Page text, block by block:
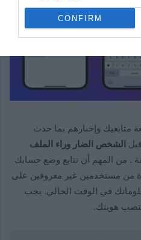
CONFIRM
متابعيك وإخبارهم بما حدث
الشخص الضار وراء الملف
. من المهم أن تتابع وضع حسابك
من مستخدمين غير معروفين على
في الوقت الحالي. يجب
هويتك.